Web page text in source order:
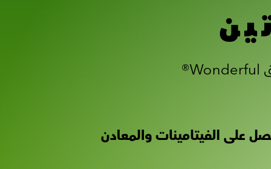
ابدأ بالتذوق لتختار الوجبات الخفيفة بذكاء. تُعدّ كل حصة من فستق Wonderful®
على الفيتامينات والمعادن